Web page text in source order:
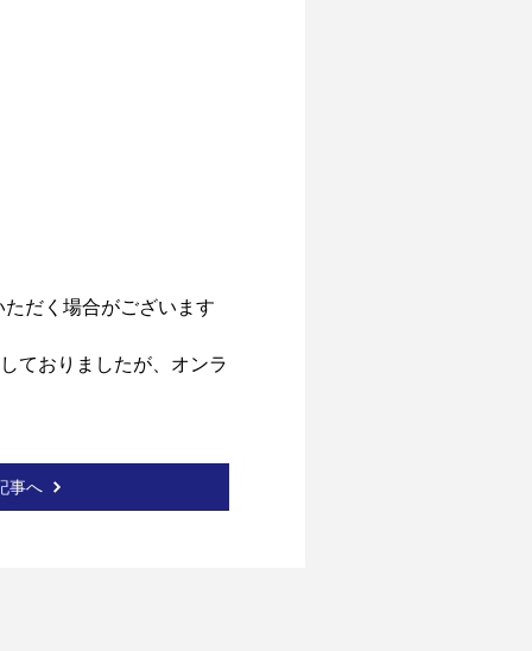
だく場合がございます
ておりましたが、オンラ
事へ